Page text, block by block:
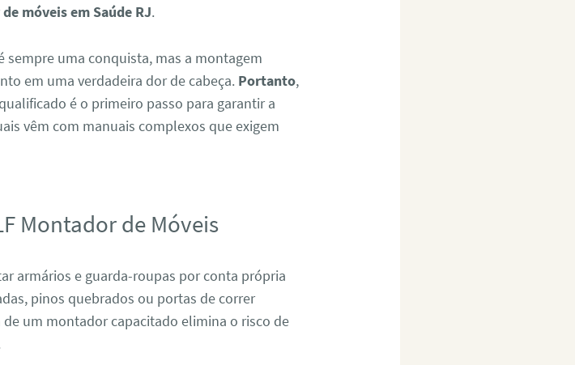
móveis em Saúde RJ.
uma conquista, mas a montagem
em uma verdadeira dor de cabeça. Portanto,
é o primeiro passo para garantir a
vêm com manuais complexos que exigem
Montador de Móveis
armários e guarda-roupas por conta própria
pinos quebrados ou portas de correr
de um montador capacitado elimina o risco de